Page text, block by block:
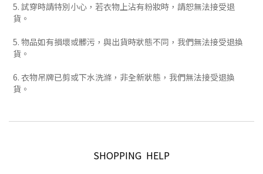
5. 試穿時請特別小心，若衣物上沾有粉妝時，請恕無法接受退
貨。
5. 物品如有損壞或髒污，與出貨時狀態不同，我們無法接受退換
貨。
6. 衣物吊牌已剪或下水洗滌，非全新狀態，我們無法接受退換
貨。
SHOPPING HELP